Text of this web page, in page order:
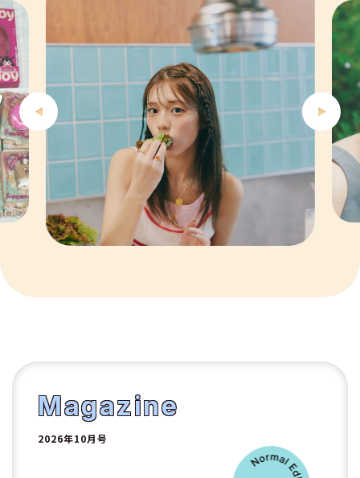
5
6
7
8
9
10
2
Magazine
2026年10月号